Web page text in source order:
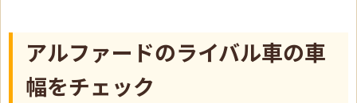
アルファードのライバル車の車
幅をチェック